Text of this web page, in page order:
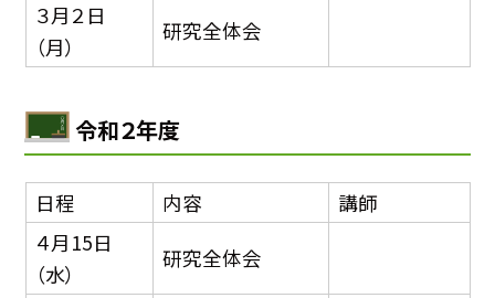
３月２日
（月）
研究全体会
令和２年度
日程 内容
講師
４月15日
（水）
研究全体会